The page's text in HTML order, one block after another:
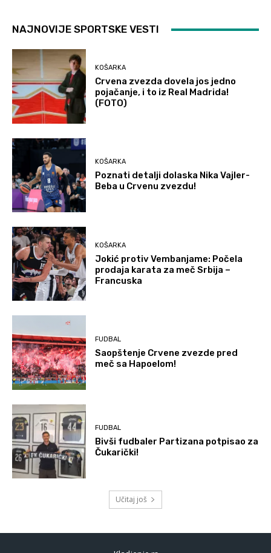
NAJNOVIJE SPORTSKE VESTI
KOŠARKA
Crvena zvezda dovela jos jedno
pojačanje, i to iz Real Madrida!
(FOTO)
KOŠARKA
Poznati detalji dolaska Nika Vajler-
Beba u Crvenu zvezdu!
KOŠARKA
Jokić protiv Vembanjame: Počela
prodaja karata za meč Srbija –
Francuska
FUDBAL
Saopštenje Crvene zvezde pred
meč sa Hapoelom!
FUDBAL
Bivši fudbaler Partizana potpisao za
Čukarički!
Učitaj još